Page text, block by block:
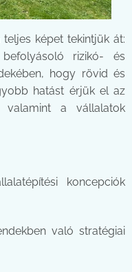
képet tekintjük át:
rizikó- és
hogy rövid és
hatást érjük el az
valamint a vállalatok
koncepciók
való stratégiai